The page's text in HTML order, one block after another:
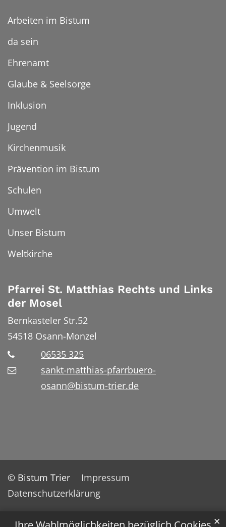
✕
Arbeiten im Bistum
da sein
Ehrenamt
Glaube & Seelsorge
Inklusion
Jugend
Kirchenmusik
Prävention im Bistum
Schulen
Umwelt
Unser Bistum
Weltkirche
Pfarrei St. Matthias Rechts und Links
der Mosel
Bernkasteler Str.52
54518 Osann-Monzel
06535 325
sankt-matthias-pfarrbuero-
osann@bistum-trier.de
© Bistum Trier
Impressum
Datenschutzerklärung